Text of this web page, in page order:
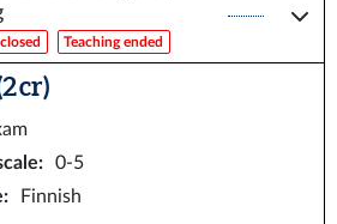
Teaching ended
cr)
:
0-5
: Finnish